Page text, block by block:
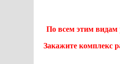
По всем этим видам
Закажите комплекс